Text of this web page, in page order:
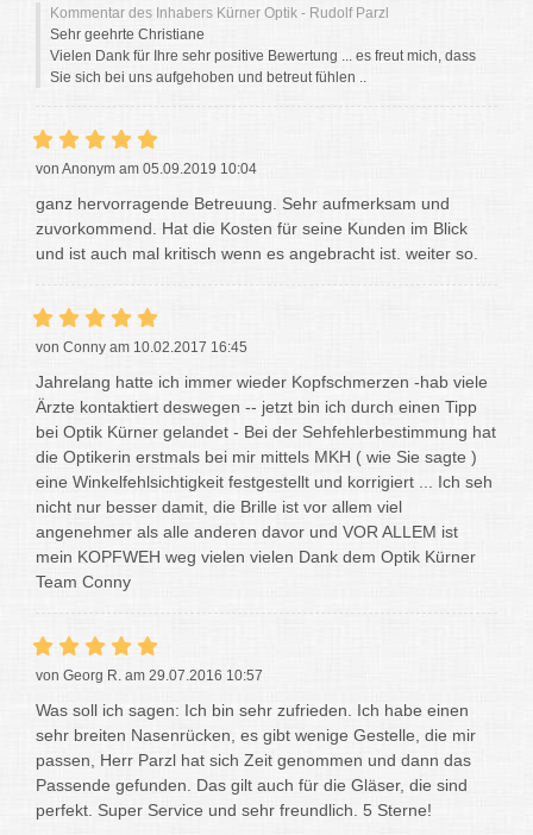
Kommentar des Inhabers Kürner Optik - Rudolf Parzl
Sehr geehrte Christiane
Vielen Dank für Ihre sehr positive Bewertung ... es freut mich, dass
Sie sich bei uns aufgehoben und betreut fühlen ..
von Anonym am 05.09.2019 10:04
ganz hervorragende Betreuung. Sehr aufmerksam und
zuvorkommend. Hat die Kosten für seine Kunden im Blick
und ist auch mal kritisch wenn es angebracht ist. weiter so.
von Conny am 10.02.2017 16:45
Jahrelang hatte ich immer wieder Kopfschmerzen -hab viele
Ärzte kontaktiert deswegen -- jetzt bin ich durch einen Tipp
bei Optik Kürner gelandet - Bei der Sehfehlerbestimmung hat
die Optikerin erstmals bei mir mittels MKH ( wie Sie sagte )
eine Winkelfehlsichtigkeit festgestellt und korrigiert ... Ich seh
nicht nur besser damit, die Brille ist vor allem viel
angenehmer als alle anderen davor und VOR ALLEM ist
mein KOPFWEH weg vielen vielen Dank dem Optik Kürner
Team Conny
von Georg R. am 29.07.2016 10:57
Was soll ich sagen: Ich bin sehr zufrieden. Ich habe einen
sehr breiten Nasenrücken, es gibt wenige Gestelle, die mir
passen, Herr Parzl hat sich Zeit genommen und dann das
Passende gefunden. Das gilt auch für die Gläser, die sind
perfekt. Super Service und sehr freundlich. 5 Sterne!